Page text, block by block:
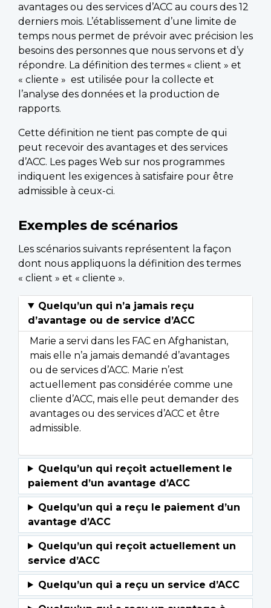
avantages ou des services d’ACC au cours des 12
derniers mois. L’établissement d’une limite de
temps nous permet de prévoir avec précision les
besoins des personnes que nous servons et d’y
répondre. La définition des termes « client » et
« cliente » est utilisée pour la collecte et
l’analyse des données et la production de
rapports.
Cette définition ne tient pas compte de qui
peut recevoir des avantages et des services
d’ACC. Les pages Web sur nos programmes
indiquent les exigences à satisfaire pour être
admissible à ceux-ci.
Exemples de scénarios
Les scénarios suivants représentent la façon
dont nous appliquons la définition des termes
« client » et « cliente ».
Quelqu’un qui n’a jamais reçu
d’avantage ou de service d’ACC
Marie a servi dans les FAC en Afghanistan,
mais elle n’a jamais demandé d’avantages
ou de services d’ACC. Marie n’est
actuellement pas considérée comme une
cliente d’ACC, mais elle peut demander des
avantages ou des services d’ACC et être
admissible.